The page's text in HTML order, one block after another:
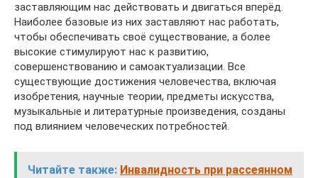
заставляющим нас действовать и двигаться вперёд.
Наиболее базовые из них заставляют нас работать,
чтобы обеспечивать своё существование, а более
высокие стимулируют нас к развитию,
совершенствованию и самоактуализации. Все
существующие достижения человечества, включая
изобретения, научные теории, предметы искусства,
музыкальные и литературные произведения, созданы
под влиянием человеческих потребностей.
Читайте также: Инвалидность при рассеянном